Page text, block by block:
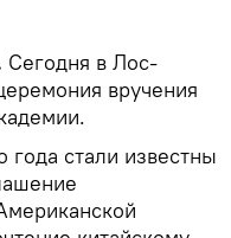
Сегодня в Лос-
вручения
стали известны